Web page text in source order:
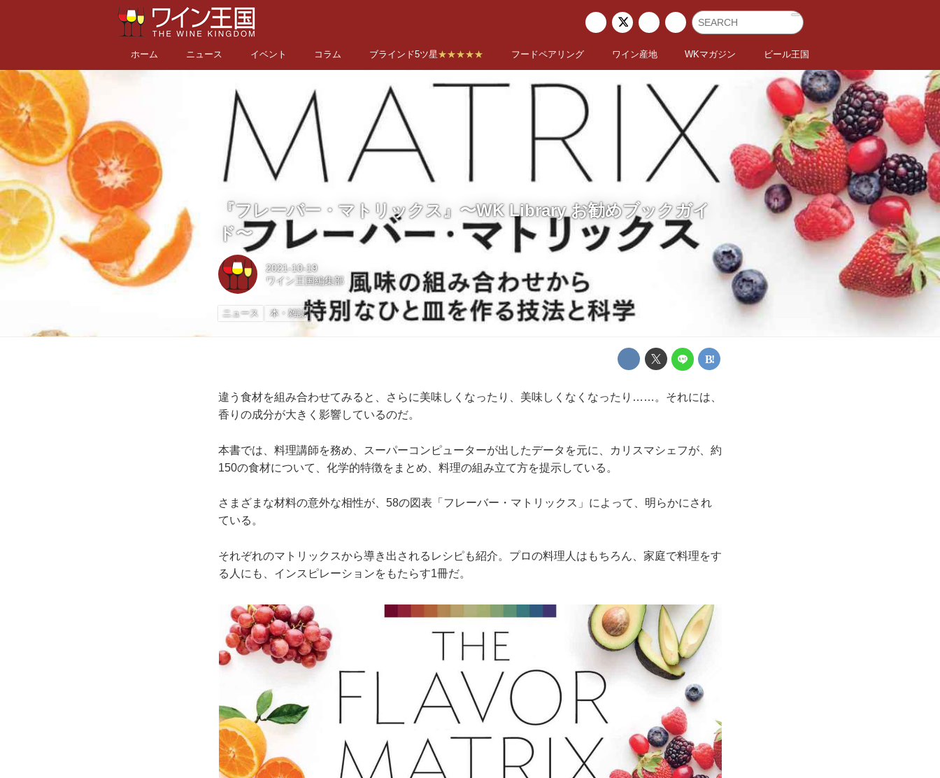
ホーム ニュース イベント コラム ブラインド5ツ星★★★★★ フードペアリング ワイン産地 WKマガジン ビール王国
『フレーバー・マトリックス』〜WK Library お勧めブックガイ
ド〜
2021-10-19
ワイン王国編集部
ニュース 本・雑誌
違う食材を組み合わせてみると、さらに美味しくなったり、美味しくなくなったり……。それには、
香りの成分が大きく影響しているのだ。
本書では、料理講師を務め、スーパーコンピューターが出したデータを元に、カリスマシェフが、約
150の食材について、化学的特徴をまとめ、料理の組み立て方を提示している。
さまざまな材料の意外な相性が、58の図表「フレーバー・マトリックス」によって、明らかにされ
ている。
それぞれのマトリックスから導き出されるレシピも紹介。プロの料理人はもちろん、家庭で料理をす
る人にも、インスピレーションをもたらす1冊だ。